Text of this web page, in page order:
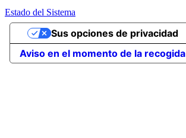
Estado del Sistema
Aviso en el momento de la recogida
Sus opciones de privacidad